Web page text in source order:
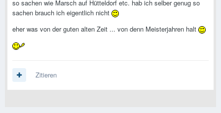
so sachen wie Marsch auf Hütteldorf etc. hab ich selber genug so
sachen brauch ich eigentlich nicht
eher was von der guten alten Zeit ... von denn Meisterjahren halt
Zitieren